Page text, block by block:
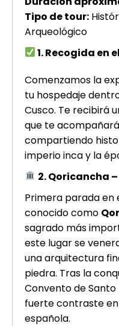
Tipo de tour:
Arqueológico
1. Recogida en
Comenzamos la
tu hospedaje
Cusco. Te recibirá
que te
compartiendo
imperio inca y la
2. Qoricancha
Primera parada en
conocido como
sagrado más
este lugar se
una arquitectura
piedra. Tras la
Convento de
fuerte contraste
española.